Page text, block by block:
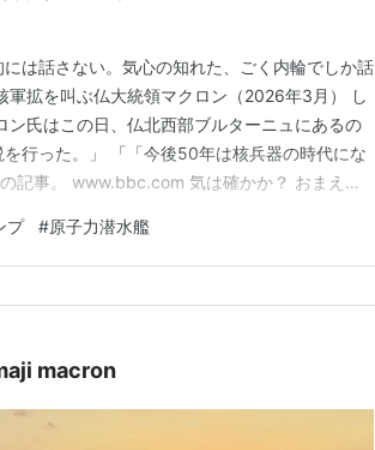
は話さない。気心の知れた、ごく内輪でしか話
軍拡を叫ぶ仏大統領マクロン（2026年3月） し
氏はこの日、仏北西部ブルターニュにあるの
行った。」 「「今後50年は核兵器の時代にな
記事。 www.bbc.com 気は確かか？ おまえは
プ #原子力潜水艦
macron